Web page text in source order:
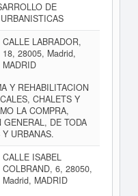
DE
CALLE LABRADOR,
18, 28005, Madrid,
MADRID
Y REHABILITACION
CHALETS Y
LA COMPRA,
GENERAL, DE TODA
URBANAS.
CALLE ISABEL
COLBRAND, 6, 28050,
Madrid, MADRID